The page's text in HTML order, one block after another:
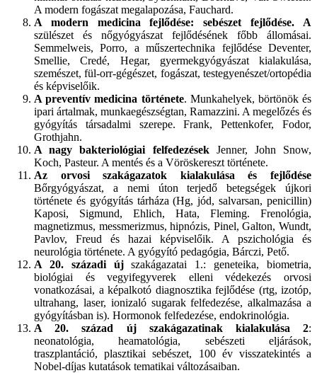
A modern fogászat megalapozása, Fauchard.
A modern medicina fejlődése: sebészet fejlődése. A
szülészet és nőgyógyászat fejlődésének főbb állomásai.
Semmelweis, Porro, a műszertechnika fejlődése Deventer,
Smellie, Credé, Hegar, gyermekgyógyászat kialakulása,
szemészet, fül-orr-gégészet, fogászat, testegyenészet/ortopédia
és képviselőik.
A preventív medicina története. Munkahelyek, börtönök és
ipari ártalmak, munkaegészségtan, Ramazzini. A megelőzés és
gyógyítás társadalmi szerepe. Frank, Pettenkofer, Fodor,
Grothjahn.
A nagy bakteriológiai felfedezésekJenner, John Snow,
Koch, Pasteur. A mentés és a Vöröskereszt története.
Az orvosi szakágazatok kialakulása és fejlődése
Bőrgyógyászat, a nemi úton terjedő betegségek újkori
története és gyógyítás tárháza (Hg, jód, salvarsan, penicillin)
Kaposi, Sigmund, Ehlich, Hata, Fleming. Frenológia,
magnetizmus, messmerizmus, hipnózis, Pinel, Galton, Wundt,
Pavlov, Freud és hazai képviselőik. A pszichológia és
neurológia története. A gyógyító pedagógia, Bárczi, Pető.
A 20. századi újszakágazatai 1.: geneteika, biometria,
biológiai és vegyifegyverek elleni védekezés orvosi
vonatkozásai, a képalkotó diagnosztika fejlődése (rtg, izotóp,
ultrahang, laser, ionizaló sugarak felfedezése, alkalmazása a
gyógyításban is). Hormonok felfedezése, endokrinológia.
A 20. század új szakágazatinak kialakulása 2:
neonatológia, heamatológia, sebészeti eljárások,
traszplantáció, plasztikai sebészet, 100 év visszatekintés a
Nobel-díjas kutatások tematikai változásaiban.